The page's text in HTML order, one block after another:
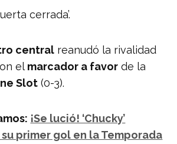
cerrada’.
central reanudó la rivalidad
el marcador a favor de la
Slot (0-3).
¡Se lució! ‘Chucky’
primer gol en la Temporada